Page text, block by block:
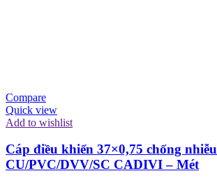
Compare
Quick view
Add to wishlist
Cáp điều khiển 37×0,75 chống nhiễu
CU/PVC/DVV/SC CADIVI – Mét